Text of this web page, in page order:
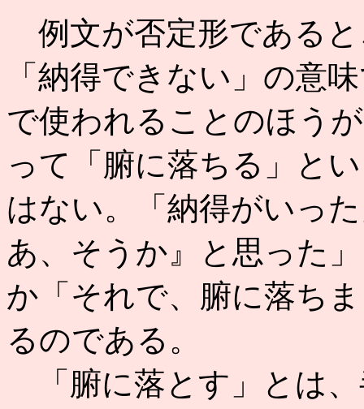
例文が否定形である
「納得できない」の意
で使われることのほう
って「腑に落ちる」と
はない。「納得がいっ
あ、そうか』と思った
か「それで、腑に落ち
るのである。
「腑に落とす」とは